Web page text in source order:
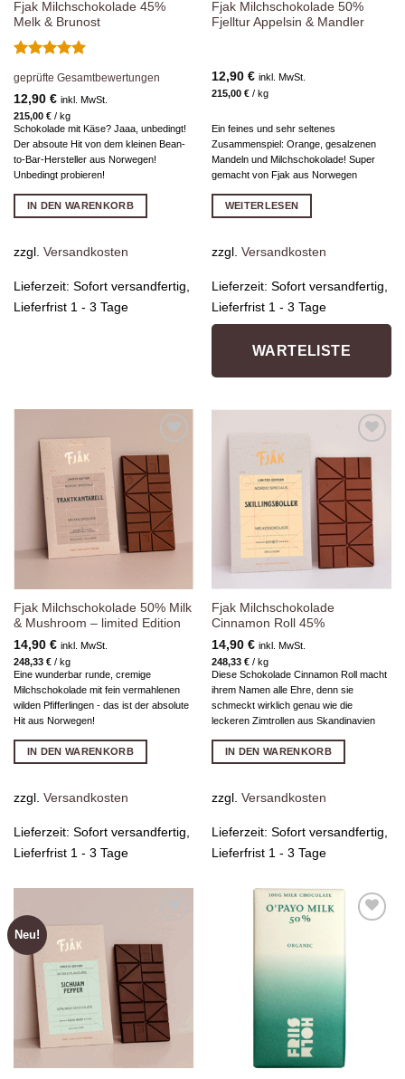
Fjak Milchschokolade 45%
Melk & Brunost
mit5von
5
geprüfte Gesamtbewertungen
12,90 € inkl. MwSt.
215,00 €/ kg
Schokolade mit Käse? Jaaa, unbedingt!
Der absoute Hit von dem kleinen Bean-
to-Bar-Hersteller aus Norwegen!
Unbedingt probieren!
IN DEN WARENKORB
zzgl. Versandkosten
Lieferzeit: Sofort versandfertig,
Lieferfrist 1 - 3 Tage
Fjak Milchschokolade 50%
Fjelltur Appelsin & Mandler
12,90 € inkl. MwSt.
215,00 €/ kg
Ein feines und sehr seltenes
Zusammenspiel: Orange, gesalzenen
Mandeln und Milchschokolade! Super
gemacht von Fjak aus Norwegen
WEITERLESEN
zzgl. Versandkosten
Lieferzeit: Sofort versandfertig,
Lieferfrist 1 - 3 Tage
WARTELISTE
Zur
Wunschliste
hinzufügen
Fjak Milchschokolade 50% Milk
& Mushroom – limited Edition
14,90 € inkl. MwSt.
248,33 €/ kg
Eine wunderbar runde, cremige
Milchschokolade mit fein vermahlenen
wilden Pfifferlingen - das ist der absolute
Hit aus Norwegen!
IN DEN WARENKORB
zzgl. Versandkosten
Lieferzeit: Sofort versandfertig,
Lieferfrist 1 - 3 Tage
Wunschliste
hinzufügen
Fjak Milchschokolade
Cinnamon Roll 45%
14,90 € inkl. MwSt.
248,33 €/ kg
Diese Schokolade Cinnamon Roll macht
ihrem Namen alle Ehre, denn sie
schmeckt wirklich genau wie die
leckeren Zimtrollen aus Skandinavien
IN DEN WARENKORB
zzgl. Versandkosten
Lieferzeit: Sofort versandfertig,
Lieferfrist 1 - 3 Tage
Neu!
Wunschliste
hinzufügen
hinzufügen